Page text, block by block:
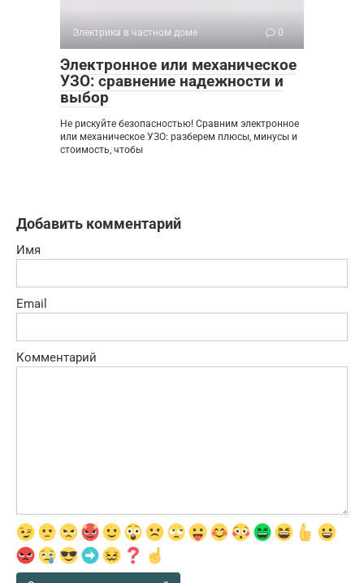
Электрика в частном доме 0
Электронное или механическое
УЗО: сравнение надежности и
выбор
Не рискуйте безопасностью! Сравним электронное
или механическое УЗО: разберем плюсы, минусы и
стоимость, чтобы
Добавить комментарий
Имя
Email
Комментарий